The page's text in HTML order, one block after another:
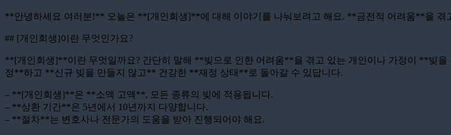
**안녕하세요 여러분!** 오늘은 **[개인회생]**에 대해 이야기를 나눠보려고 해요. **금전적 어려움**을 겪
## [개인회생]이란 무엇인가요?
**[개인회생]**이란 무엇일까요? 간단히 말해 **빚으로 인한 어려움**을 겪고 있는 개인이나 가정이 **빚
정**하고 **신규 빚을 만들지 않고** 건강한 **재정 상태**로 돌아갈 수 있답니다.
– **[개인회생]**은 **소액 고액**, 모든 종류의 빚에 적용됩니다.
– **상환 기간**은 5년에서 10년까지 다양합니다.
– **절차**는 변호사나 전문가의 도움을 받아 진행되어야 해요.